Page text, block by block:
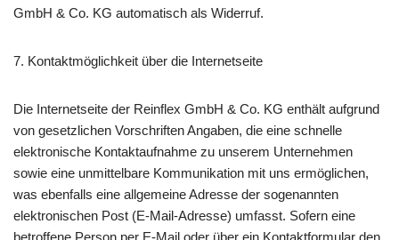
GmbH & Co. KG automatisch als Widerruf.
7. Kontaktmöglichkeit über die Internetseite
Die Internetseite der Reinflex GmbH & Co. KG enthält aufgrund
von gesetzlichen Vorschriften Angaben, die eine schnelle
elektronische Kontaktaufnahme zu unserem Unternehmen
sowie eine unmittelbare Kommunikation mit uns ermöglichen,
was ebenfalls eine allgemeine Adresse der sogenannten
elektronischen Post (E-Mail-Adresse) umfasst. Sofern eine
betroffene Person per E-Mail oder über ein Kontaktformular den